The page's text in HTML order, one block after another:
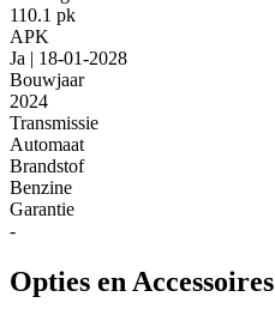
110.1 pk
APK
Ja | 18-01-2028
Bouwjaar
2024
Transmissie
Automaat
Brandstof
Benzine
Garantie
-
Opties en Accessoires